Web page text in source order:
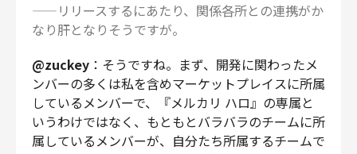
——リリースするにあたり、関係各所との連携がか
なり肝となりそうですが。
@zuckey ：そうですね。まず、開発に関わったメ
ンバーの多くは私を含めマーケットプレイスに所属
しているメンバーで、『メルカリ ハロ』の専属と
いうわけではなく、もともとバラバラのチームに所
属しているメンバーが、自分たち所属するチームで